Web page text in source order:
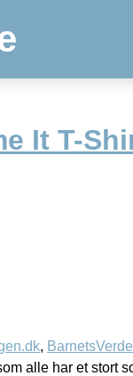
It T-
,
alle har et stort